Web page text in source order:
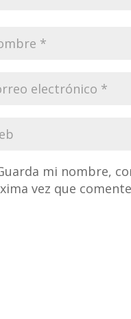
mi nombre,
vez que